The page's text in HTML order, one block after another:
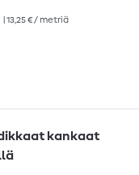
| 13,25 € / metriä
kankaat